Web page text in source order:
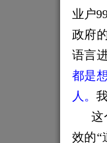
业户
政府
语言
都是
人。
这
效的“